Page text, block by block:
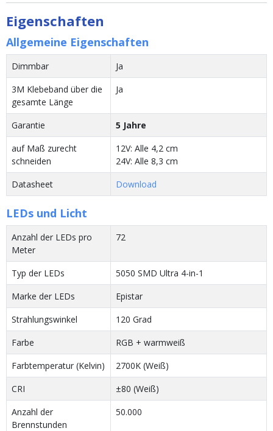
Eigenschaften
Allgemeine Eigenschaften
Dimmbar
Ja
3M Klebeband über die
gesamte Länge
Ja
Garantie
5 Jahre
auf Maß zurecht
schneiden
12V: Alle 4,2 cm
24V: Alle 8,3 cm
Datasheet
Download
LEDs und Licht
Anzahl der LEDs pro
Meter
72
Typ der LEDs
5050 SMD Ultra 4-in-1
Marke der LEDs
Epistar
Strahlungswinkel
120 Grad
Farbe
RGB + warmweiß
Farbtemperatur (Kelvin)
2700K (Weiß)
CRI
±80 (Weiß)
Anzahl der
Brennstunden
50.000